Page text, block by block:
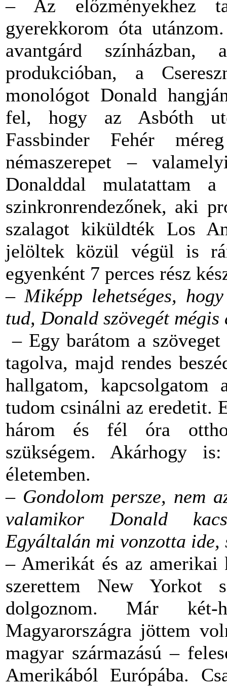
– Az előzményekhez
gyerekkorom óta
avantgárd
produkcióban, a
monológot Donald
fel, hogy az Asbóth
Fassbinder Fehér
némaszerepet –
Donalddal mulatattam
szinkronrendezőnek, aki
szalagot kiküldték Los
jelöltek közül végül is
egyenként 7 perces rész
–Miképp lehetséges,
tud, Donald szövegét
– Egy barátom a
tagolva, majd rendes
hallgatom, kapcsolgatom
tudom csinálni az eredetit.
három és fél óra
szükségem. Akárhogy
életemben.
– Gondolom persze, nem
valamikor Donald
Egyáltalán mi vonzotta
– Amerikát és az amerikai
szerettem New
dolgoznom. Már
Magyarországra jöttem
magyar származású –
Amerikából Európába.